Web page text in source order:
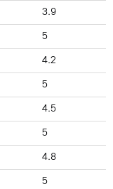
3.9
5
4.2
5
4.5
5
4.8
5